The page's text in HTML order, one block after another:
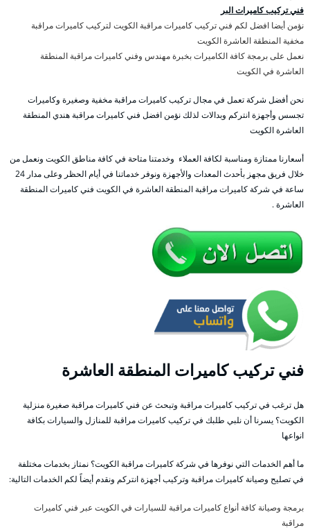
فني تركيب كاميرات البر
نؤمن أيضا افضل لكم فني تركيب كاميرات مراقبة الكويت لتركيب كاميرات مراقبة
مخفية المنطقة العاشرة الكويت
نعمل على برمجة كافة الكاميرات بخبرة مهندس وفني كاميرات مراقبة المنطقة
العاشرة في الكويت
نحن أفضل شركة تعمل في مجال تركيب كاميرات مراقبة مخفية وصغيرة وكاميرات
تجسس وأجهزة انتركم وبدالات لذلك نؤمن افضل فني كاميرات مراقبة هندي المنطقة
العاشرة الكويت
أسعارنا ممتازة ومناسبة لكافة العملاء وخدمتنا متاحة في كافة مناطق الكويت ونعمل من
خلال فريق مجهز بأحدث المعدات والأجهزة ونوفر خدماتنا في أيام الحظر وعلى مدار 24
ساعة في شركة كاميرات مراقبة المنطقة العاشرة في الكويت فني كاميرات المنطقة
العاشرة .
فني تركيب كاميرات المنطقة العاشرة
هل ترغب في تركيب كاميرات مراقبة وتبحث عن فني كاميرات مراقبة صغيرة منزلية
الكويت؟ يسرنا أن نلبي طلبك في تركيب كاميرات مراقبة للمنازل والسيارات بكافة
انواعها
ما أهم الخدمات التي نوفرها في شركة كاميرات مراقبة الكويت؟ نمتاز بخدمات مختلفة
في تصليح وصيانة كاميرات مراقبة وتركيب أجهزة انتركم ونقدم أيضاً لكم الخدمات التالية:
برمجة وصيانة كافة أنواع كاميرات مراقبة للسيارات في الكويت عبر فني كاميرات
مراقبة